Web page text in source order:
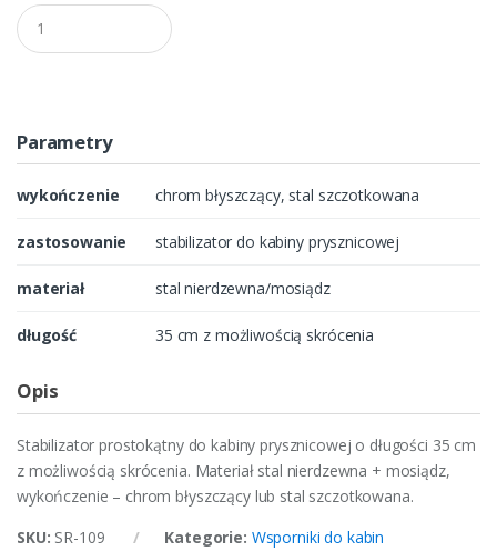
Q
u
a
t
yParametry
wykończenie chrom błyszczący, stal szczotkowana
zastosowanie stabilizator do kabiny prysznicowej
materiał stal nierdzewna/mosiądz
długość 35 cm z możliwością skrócenia
Opis
Stabilizator prostokątny do kabiny prysznicowej o długości 35 cm
z możliwością skrócenia. Materiał stal nierdzewna + mosiądz,
wykończenie – chrom błyszczący lub stal szczotkowana.
SKU: SR-109 Kategorie: Wsporniki do kabin